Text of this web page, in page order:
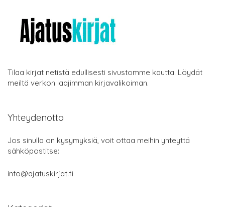
Tilaa kirjat netistä edullisesti sivustomme kautta. Löydät
meiltä verkon laajimman kirjavalikoiman.
Yhteydenotto
Jos sinulla on kysymyksiä, voit ottaa meihin yhteyttä
sähköpostitse:
info@ajatuskirjat.fi